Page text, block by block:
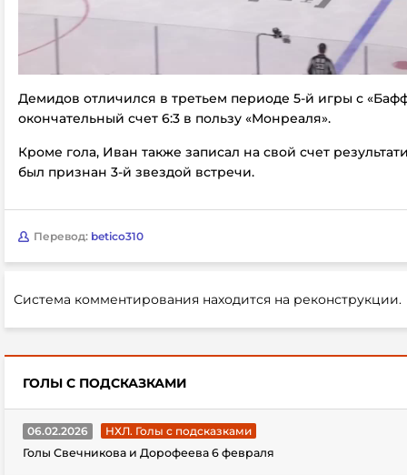
Демидов отличился в третьем периоде 5-й игры с
окончательный счет 6:3 в пользу «Монреаля».
Кроме гола, Иван также записал на свой счет
был признан 3-й звездой встречи.
Перевод: betico310
Система комментирования находится на реконструкции.
ГОЛЫ С ПОДСКАЗКАМИ
06.02.2026
НХЛ. Голы с подсказками
Голы Свечникова и Дорофеева 6 февраля